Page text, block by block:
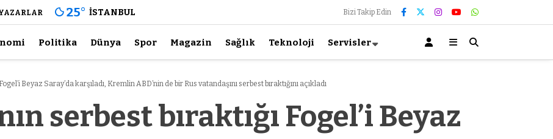
25° İSTANBUL Bizi Takip Edin
Politika Dünya Spor Magazin Sağlık Teknoloji Servisler
Beyaz Saray’da karşıladı, Kremlin ABD’nin de bir Rus vatandaşını serbest bıraktığını açıkladı
serbest bıraktığı Fogel’i Beyaz